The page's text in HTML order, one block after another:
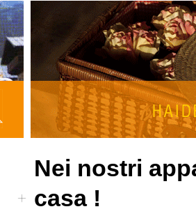
Nei nostri
casa !